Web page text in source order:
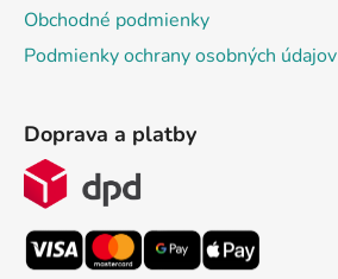
Obchodné podmienky
Podmienky ochrany osobných údajov
Doprava a platby